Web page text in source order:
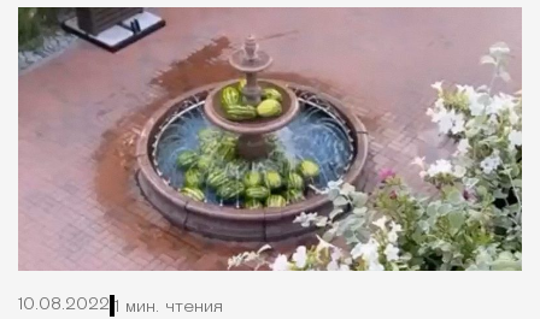
10.08.2022 1 мин. чтения